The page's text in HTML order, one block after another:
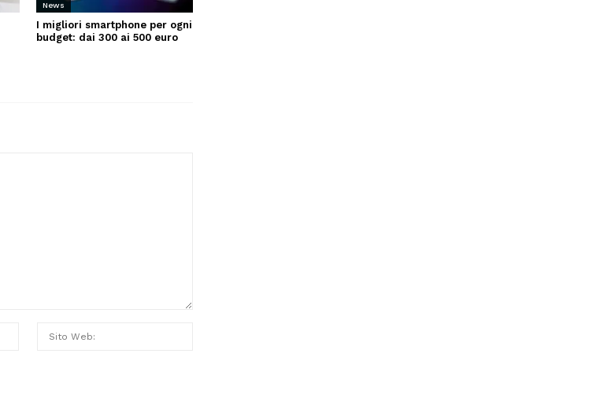
News
I migliori smartphone per ogni
budget: dai 300 ai 500 euro